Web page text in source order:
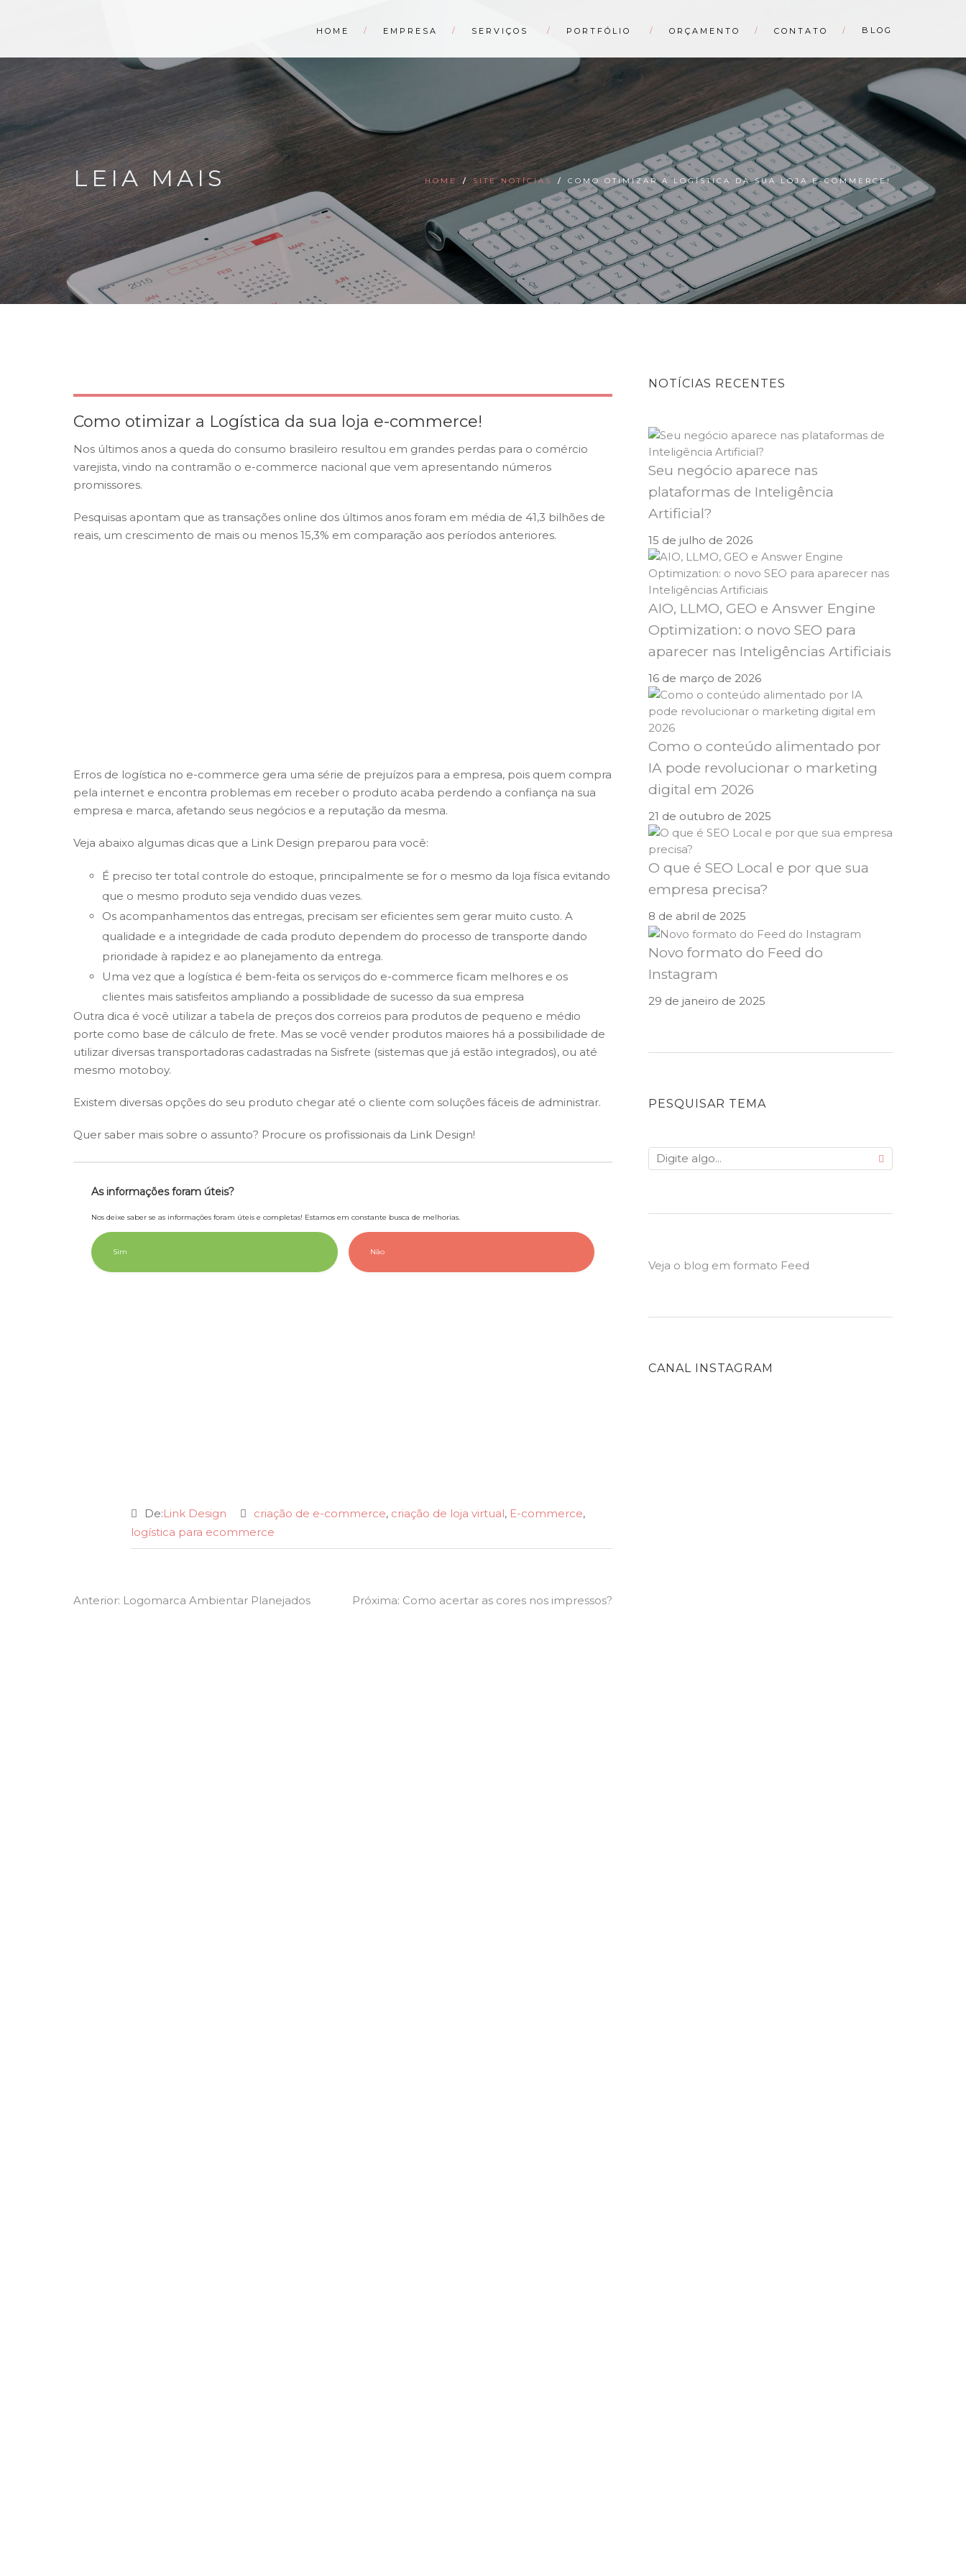
HOME EMPRESA SERVIÇOS PORTFÓLIO ORÇAMENTO CONTATO BLOG
LEIA MAIS HOME / SITE NOTÍCIAS / COMO OTIMIZAR A LOGÍSTICA DA SUA LOJA E-COMMERCE!
Como otimizar a Logística da sua loja e-commerce!
Nos últimos anos a queda do consumo brasileiro resultou em grandes perdas para o comércio
varejista, vindo na contramão o e-commerce nacional que vem apresentando números
promissores.
Pesquisas apontam que as transações online dos últimos anos foram em média de 41,3 bilhões de
reais, um crescimento de mais ou menos 15,3% em comparação aos períodos anteriores.
Erros de logística no e-commerce gera uma série de prejuízos para a empresa, pois quem compra
pela internet e encontra problemas em receber o produto acaba perdendo a confiança na sua
empresa e marca, afetando seus negócios e a reputação da mesma.
Veja abaixo algumas dicas que a Link Design preparou para você:
É preciso ter total controle do estoque, principalmente se for o mesmo da loja física evitando
que o mesmo produto seja vendido duas vezes.
Os acompanhamentos das entregas, precisam ser eficientes sem gerar muito custo. A
qualidade e a integridade de cada produto dependem do processo de transporte dando
prioridade à rapidez e ao planejamento da entrega.
Uma vez que a logística é bem-feita os serviços do e-commerce ficam melhores e os
clientes mais satisfeitos ampliando a possiblidade de sucesso da sua empresa
Outra dica é você utilizar a tabela de preços dos correios para produtos de pequeno e médio
porte como base de cálculo de frete. Mas se você vender produtos maiores há a possibilidade de
utilizar diversas transportadoras cadastradas na Sisfrete (sistemas que já estão integrados), ou até
mesmo motoboy.
Existem diversas opções do seu produto chegar até o cliente com soluções fáceis de administrar.
Quer saber mais sobre o assunto? Procure os profissionais da Link Design!
As informações foram úteis?
Nos deixe saber se as informações foram úteis e completas! Estamos em constante busca de melhorias.
Sim Não
De:Link Design criação de e-commerce, criação de loja virtual, E-commerce,
logística para ecommerce
Navegação
Anterior: Previous
Logomarca Ambientar Planejados Próxima: Next
Como acertar as cores nos impressos?
NOTÍCIAS RECENTES
Seu negócio aparece nas
plataformas de Inteligência
Artificial?
15 de julho de 2026
AIO, LLMO, GEO e Answer Engine
Optimization: o novo SEO para
aparecer nas Inteligências Artificiais
16 de março de 2026
Como o conteúdo alimentado por
IA pode revolucionar o marketing
digital em 2026
21 de outubro de 2025
O que é SEO Local e por que sua
empresa precisa?
8 de abril de 2025
Novo formato do Feed do
Instagram
29 de janeiro de 2025
PESQUISAR TEMA
Veja o blog em formato Feed
CANAL INSTAGRAM